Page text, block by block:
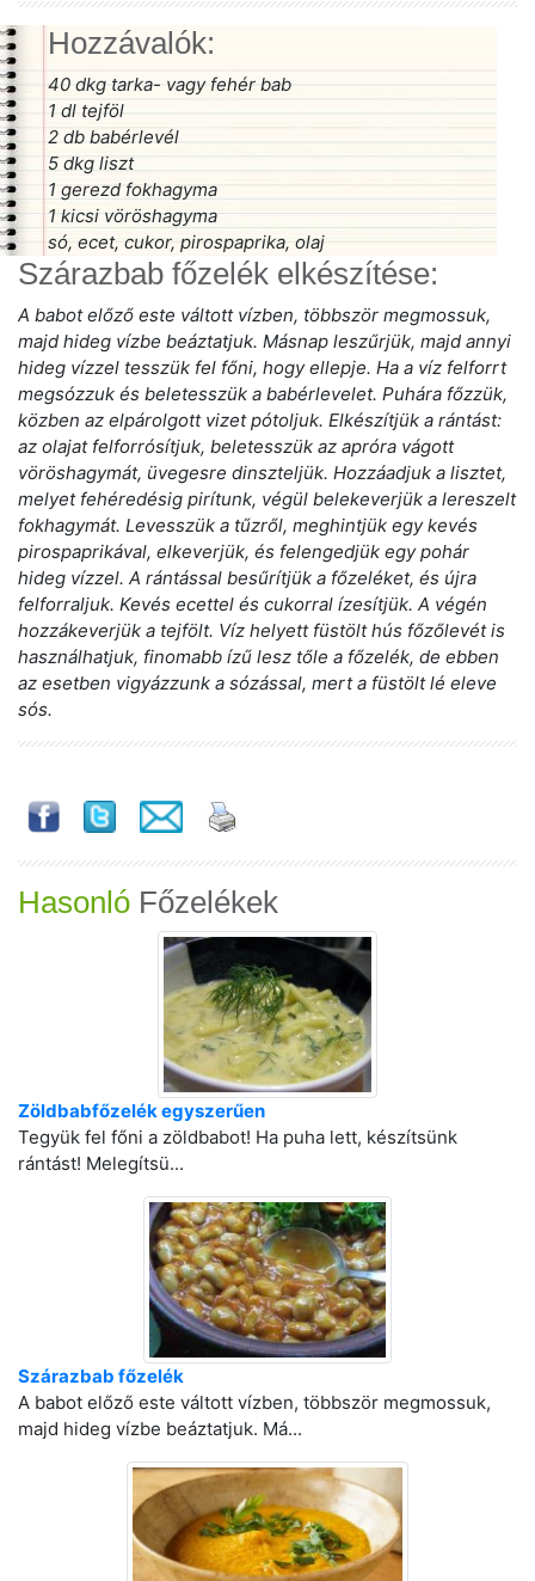
Hozzávalók:
40 dkg tarka- vagy fehér bab
1 dl tejföl
2 db babérlevél
5 dkg liszt
1 gerezd fokhagyma
1 kicsi vöröshagyma
só, ecet, cukor, pirospaprika, olaj
Szárazbab főzelék elkészítése:
A babot előző este váltott vízben, többször megmossuk,
majd hideg vízbe beáztatjuk. Másnap leszűrjük, majd annyi
hideg vízzel tesszük fel főni, hogy ellepje. Ha a víz felforrt
megsózzuk és beletesszük a babérlevelet. Puhára főzzük,
közben az elpárolgott vizet pótoljuk. Elkészítjük a rántást:
az olajat felforrósítjuk, beletesszük az apróra vágott
vöröshagymát, üvegesre dinszteljük. Hozzáadjuk a lisztet,
melyet fehéredésig pirítunk, végül belekeverjük a lereszelt
fokhagymát. Levesszük a tűzről, meghintjük egy kevés
pirospaprikával, elkeverjük, és felengedjük egy pohár
hideg vízzel. A rántással besűrítjük a főzeléket, és újra
felforraljuk. Kevés ecettel és cukorral ízesítjük. A végén
hozzákeverjük a tejfölt. Víz helyett füstölt hús főzőlevét is
használhatjuk, finomabb ízű lesz tőle a főzelék, de ebben
az esetben vigyázzunk a sózással, mert a füstölt lé eleve
sós.
Hasonló Főzelékek
Zöldbabfőzelék egyszerűen
Tegyük fel főni a zöldbabot! Ha puha lett, készítsünk
rántást! Melegítsü...
Szárazbab főzelék
A babot előző este váltott vízben, többször megmossuk,
majd hideg vízbe beáztatjuk. Má...